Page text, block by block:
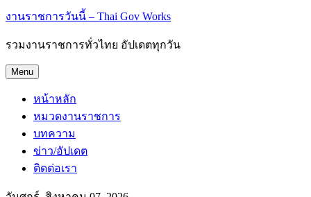
งานราชการวันนี้ – Thai Gov Works
รวมงานราชการทั่วไทย อัปเดตทุกวัน
Menu
หน้าหลัก
หมวดงานราชการ
บทความ
ข่าว/อัปเดต
ติดต่อเรา